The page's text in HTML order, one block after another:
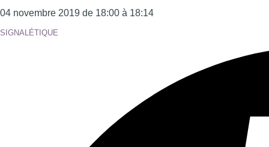
04 novembre 2019 de 18:00 à 18:14
SIGNALÉTIQUE